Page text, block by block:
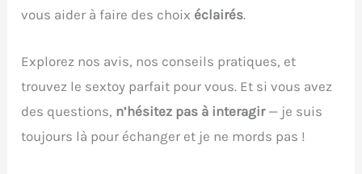
vous aider à faire des choix éclairés.
Explorez nos avis, nos conseils pratiques, et
trouvez le sextoy parfait pour vous. Et si vous avez
des questions, n’hésitez pas à interagir— je suis
toujours là pour échanger et je ne mords pas !